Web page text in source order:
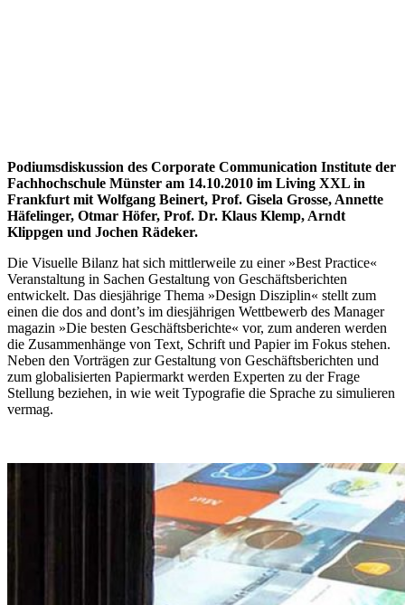
Podiumsdiskussion des Corporate Communication Institute der
Fachhochschule Münster am 14.10.2010 im Living XXL in
Frankfurt mit Wolfgang Beinert, Prof. Gisela Grosse, Annette
Häfelinger, Otmar Höfer, Prof. Dr. Klaus Klemp, Arndt
Klippgen und Jochen Rädeker.
Die Visuelle Bilanz hat sich mittlerweile zu einer »Best Practice«
Veranstaltung in Sachen Gestaltung von Geschäftsberichten
entwickelt. Das diesjährige Thema »Design Disziplin« stellt zum
einen die dos and dont’s im diesjährigen Wettbewerb des Manager
magazin »Die besten Geschäftsberichte« vor, zum anderen werden
die Zusammenhänge von Text, Schrift und Papier im Fokus stehen.
Neben den Vorträgen zur Gestaltung von Geschäftsberichten und
zum globalisierten Papiermarkt werden Experten zu der Frage
Stellung beziehen, in wie weit Typografie die Sprache zu simulieren
vermag.